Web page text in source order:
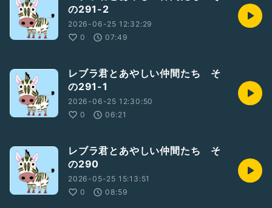
の291-2
2026-06-25 12:32:29
0
07:49
レブラ君とあやしい仲間たち そ
の291-1
2026-06-25 12:30:50
0
06:21
レブラ君とあやしい仲間たち そ
の290
2026-05-25 15:13:51
0
08:59